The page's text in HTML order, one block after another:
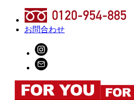
お問合わせ